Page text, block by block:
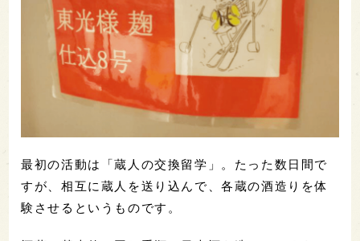
最初の活動は「蔵人の交換留学」。たった数日間で
すが、相互に蔵人を送り込んで、各蔵の酒造りを体
験させるというものです。